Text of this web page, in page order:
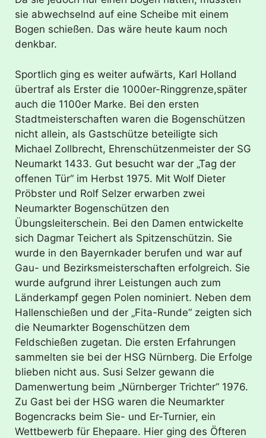
sie abwechselnd auf eine Scheibe mit einem
Bogen schießen. Das wäre heute kaum noch
denkbar.
Sportlich ging es weiter aufwärts, Karl Holland
übertraf als Erster die 1000er-Ringgrenze,später
auch die 1100er Marke. Bei den ersten
Stadtmeisterschaften waren die Bogenschützen
nicht allein, als Gastschütze beteiligte sich
Michael Zollbrecht, Ehrenschützenmeister der SG
Neumarkt 1433. Gut besucht war der „Tag der
offenen Tür“ im Herbst 1975. Mit Wolf Dieter
Pröbster und Rolf Selzer erwarben zwei
Neumarkter Bogenschützen den
Übungsleiterschein. Bei den Damen entwickelte
sich Dagmar Teichert als Spitzenschützin. Sie
wurde in den Bayernkader berufen und war auf
Gau- und Bezirksmeisterschaften erfolgreich. Sie
wurde aufgrund ihrer Leistungen auch zum
Länderkampf gegen Polen nominiert. Neben dem
Hallenschießen und der „Fita-Runde“ zeigten sich
die Neumarkter Bogenschützen dem
Feldschießen zugetan. Die ersten Erfahrungen
sammelten sie bei der HSG Nürnberg. Die Erfolge
blieben nicht aus. Susi Selzer gewann die
Damenwertung beim „Nürnberger Trichter“ 1976.
Zu Gast bei der HSG waren die Neumarkter
Bogencracks beim Sie- und Er-Turnier, ein
Wettbewerb für Ehepaare. Hier ging des Öfteren